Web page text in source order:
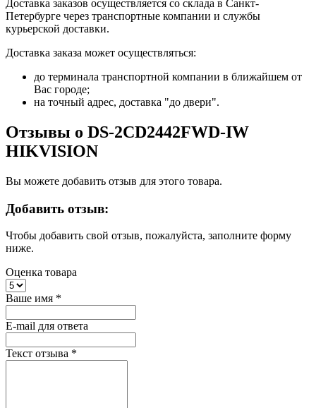
Доставка заказов осуществляется со склада в Санкт-
Петербурге через транспортные компании и службы
курьерской доставки.
Доставка заказа может осуществляться:
до терминала транспортной компании в ближайшем от
Вас городе;
на точный адрес, доставка "до двери".
Отзывы о DS-2CD2442FWD-IW
HIKVISION
Вы можете добавить отзыв для этого товара.
Добавить отзыв:
Чтобы добавить свой отзыв, пожалуйста, заполните форму
ниже.
Оценка товара
Ваше имя *
E-mail для ответа
Текст отзыва *